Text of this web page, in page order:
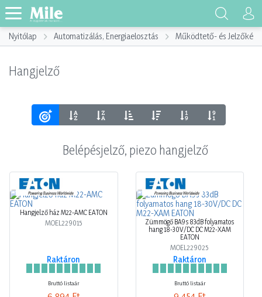
Nyitólap Automatizálás, Energiaelosztás Működtető- és
Hangjelző
Belépésjelző, piezo hangjelző
Hangjelző ház M22-AMC EATON
MOEL229015
Raktáron
Bruttó listaár
Zümmögő BA9s 83dB folyamatos
hang 18-30V/DC DC M22-XAM
EATON
MOEL229025
Raktáron
Bruttó listaár